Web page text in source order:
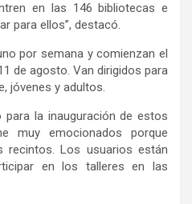
en las 146 bibliotecas e
para ellos”, destacó.
por semana y comienzan el
de agosto. Van dirigidos para
jóvenes y adultos.
para la inauguración de estos
muy emocionados porque
recintos. Los usuarios están
en los talleres en las